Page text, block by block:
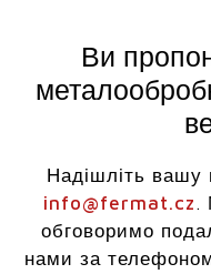
Ви
Надішліть вашу
info@fermat.cz.
обговоримо
нами за